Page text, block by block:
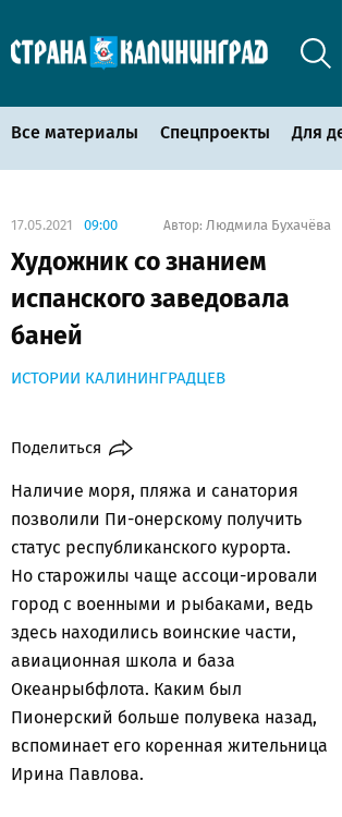
Все материалы Спецпроекты Для
17.05.2021 09:00 Автор: Людмила Бухачёва
Художник со знанием
испанского заведовала
баней
ИСТОРИИ КАЛИНИНГРАДЦЕВ
Поделиться
Наличие моря, пляжа и санатория
позволили Пи-онерскому получить
статус республиканского курорта.
Но старожилы чаще ассоци-ировали
город с военными и рыбаками, ведь
здесь находились воинские части,
авиационная школа и база
Океанрыбфлота. Каким был
Пионерский больше полувека назад,
вспоминает его коренная жительница
Ирина Павлова.